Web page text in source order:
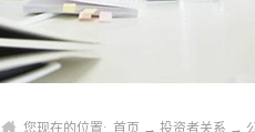
您现在的位置: 首页 → 投资者关系 →